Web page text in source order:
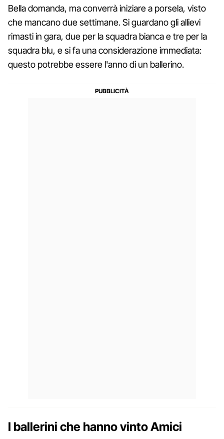
Bella domanda, ma converrà iniziare a porsela, visto
che mancano due settimane. Si guardano gli allievi
rimasti in gara, due per la squadra bianca e tre per la
squadra blu, e si fa una considerazione immediata:
questo potrebbe essere l'anno di un ballerino.
I ballerini che hanno vinto Amici